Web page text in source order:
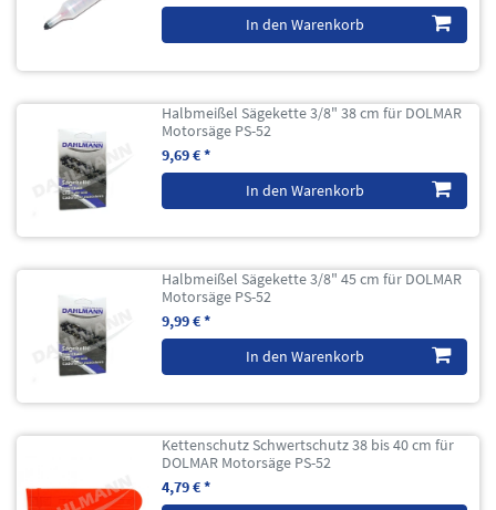
In den Warenkorb
Halbmeißel Sägekette 3/8" 38 cm für DOLMAR
Motorsäge PS-52
9,69 € *
In den Warenkorb
Halbmeißel Sägekette 3/8" 45 cm für DOLMAR
Motorsäge PS-52
9,99 € *
In den Warenkorb
Kettenschutz Schwertschutz 38 bis 40 cm für
DOLMAR Motorsäge PS-52
4,79 € *